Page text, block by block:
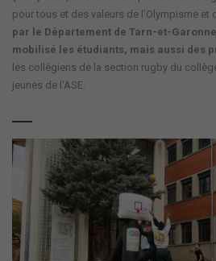
pour tous et des valeurs de l’Olympisme et
par le Département de Tarn-et-Garonne
mobilisé les étudiants, mais aussi des
les collégiens de la section rugby du
jeunes de l'ASE.